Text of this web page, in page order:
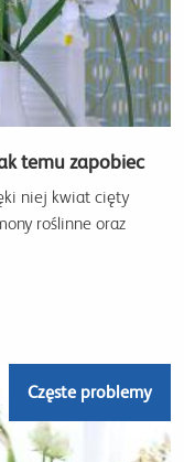
temu zapobiec
niej kwiat cięty
roślinne oraz
Częste problemy